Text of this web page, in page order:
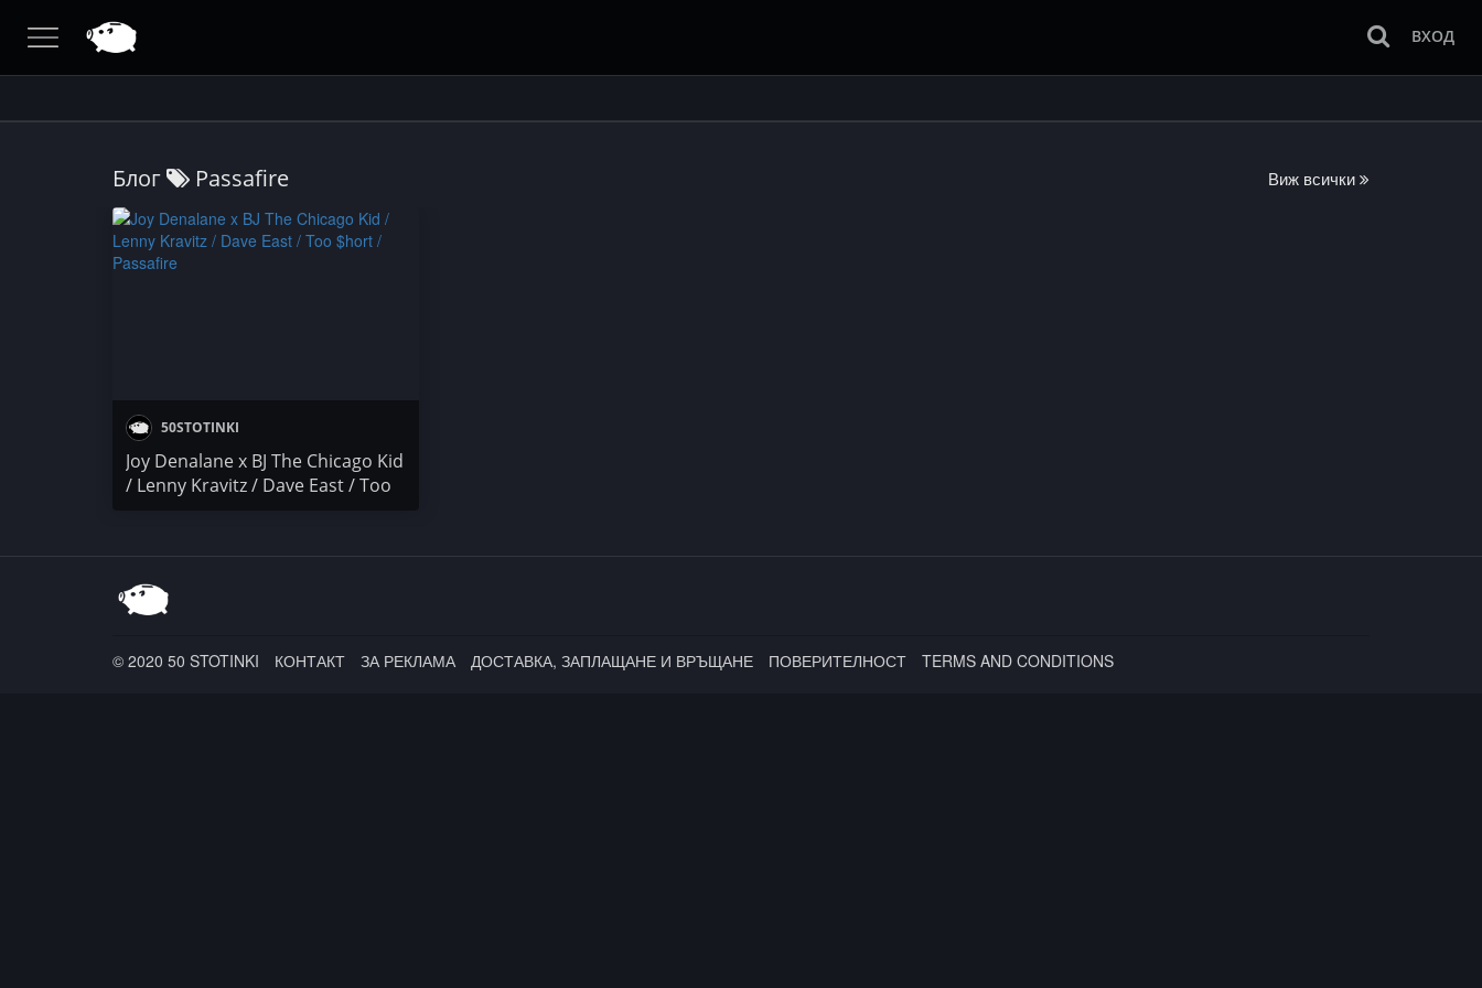
ВХОД
Блог Passafire Виж всички
50STOTINKI
Joy Denalane x BJ The Chicago Kid
/ Lenny Kravitz / Dave East / Too
© 2020 50 STOTINKI КОНТАКТ ЗА РЕКЛАМА ДОСТАВКА, ЗАПЛАЩАНЕ И ВРЪЩАНЕ ПОВЕРИТЕЛНОСТ TERMS AND CONDITIONS